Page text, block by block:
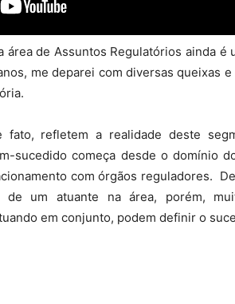
área de Assuntos Regulatórios ainda é
me deparei com diversas queixas
fato, refletem a realidade deste
sucedido começa desde o domínio
com órgãos reguladores.
um atuante na área, porém,
em conjunto, podem definir o